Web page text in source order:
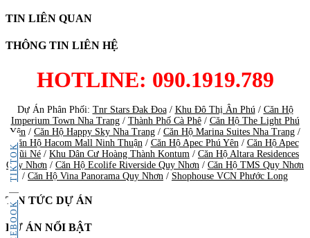
TIKTOK
TIN LIÊN QUAN
THÔNG TIN LIÊN HỆ
HOTLINE: 090.1919.789
Dự Án Phân Phối: Tnr Stars Đak Đoa/ Khu Đô Thị Ân Phú / Căn Hộ
Imperium Town Nha Trang/ Thành Phố Cà Phê/ Căn Hộ The Light Phú
Yên / Căn Hộ Happy Sky Nha Trang / Căn Hộ Marina Suites Nha Trang /
Căn Hộ Hacom Mall Ninh Thuận / Căn Hộ Apec Phú Yên / Căn Hộ Apec
Mũi Né / Khu Dân Cư Hoàng Thành Kontum / Căn Hộ Altara Residences
Quy Nhơn / Căn Hộ Ecolife Riverside Quy Nhơn / Căn Hộ TMS Quy Nhơn
/ Căn Hộ Vina Panorama Quy Nhơn / Shophouse VCN Phước Long
TIN TỨC DỰ ÁN
DỰ ÁN NỔI BẬT